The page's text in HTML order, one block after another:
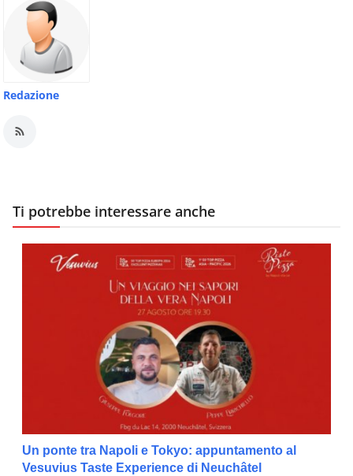
Redazione
Ti potrebbe interessare anche
Un ponte tra Napoli e Tokyo: appuntamento al
Vesuvius Taste Experience di Neuchâtel